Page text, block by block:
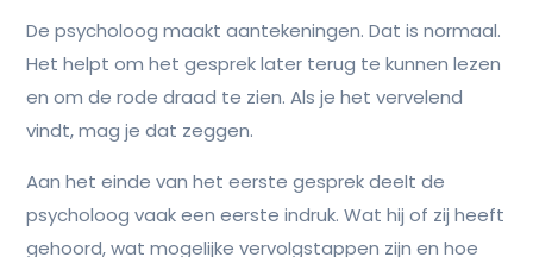
De psycholoog maakt aantekeningen. Dat is normaal.
Het helpt om het gesprek later terug te kunnen lezen
en om de rode draad te zien. Als je het vervelend
vindt, mag je dat zeggen.
Aan het einde van het eerste gesprek deelt de
psycholoog vaak een eerste indruk. Wat hij of zij heeft
gehoord, wat mogelijke vervolgstappen zijn en hoe